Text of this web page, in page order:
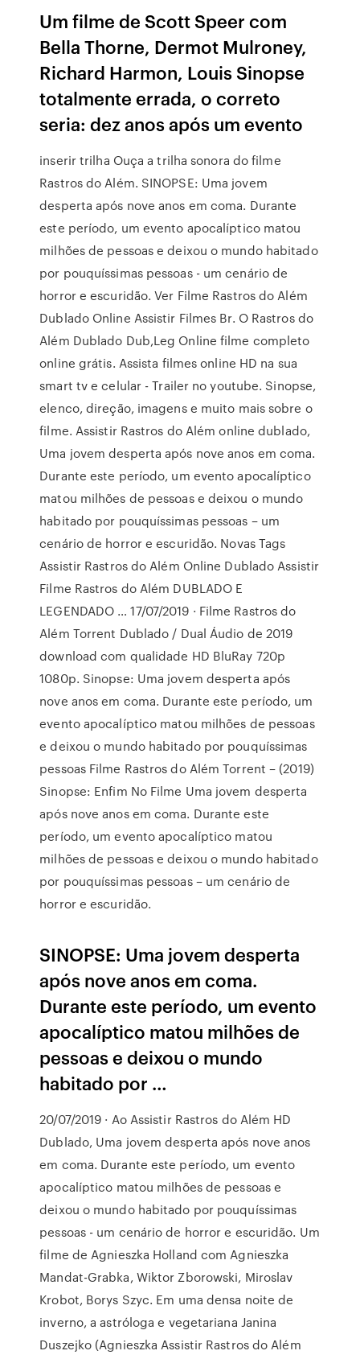
Um filme de Scott Speer com
Bella Thorne, Dermot Mulroney,
Richard Harmon, Louis Sinopse
totalmente errada, o correto
seria: dez anos após um evento
inserir trilha Ouça a trilha sonora do filme
Rastros do Além. SINOPSE: Uma jovem
desperta após nove anos em coma. Durante
este período, um evento apocalíptico matou
milhões de pessoas e deixou o mundo habitado
por pouquíssimas pessoas - um cenário de
horror e escuridão. Ver Filme Rastros do Além
Dublado Online Assistir Filmes Br. O Rastros do
Além Dublado Dub,Leg Online filme completo
online grátis. Assista filmes online HD na sua
smart tv e celular - Trailer no youtube. Sinopse,
elenco, direção, imagens e muito mais sobre o
filme. Assistir Rastros do Além online dublado,
Uma jovem desperta após nove anos em coma.
Durante este período, um evento apocalíptico
matou milhões de pessoas e deixou o mundo
habitado por pouquíssimas pessoas – um
cenário de horror e escuridão. Novas Tags
Assistir Rastros do Além Online Dublado Assistir
Filme Rastros do Além DUBLADO E
LEGENDADO … 17/07/2019 · Filme Rastros do
Além Torrent Dublado / Dual Áudio de 2019
download com qualidade HD BluRay 720p
1080p. Sinopse: Uma jovem desperta após
nove anos em coma. Durante este período, um
evento apocalíptico matou milhões de pessoas
e deixou o mundo habitado por pouquíssimas
pessoas Filme Rastros do Além Torrent – (2019)
Sinopse: Enfim No Filme Uma jovem desperta
após nove anos em coma. Durante este
período, um evento apocalíptico matou
milhões de pessoas e deixou o mundo habitado
por pouquíssimas pessoas – um cenário de
horror e escuridão.
SINOPSE: Uma jovem desperta
após nove anos em coma.
Durante este período, um evento
apocalíptico matou milhões de
pessoas e deixou o mundo
habitado por …
20/07/2019 · Ao Assistir Rastros do Além HD
Dublado, Uma jovem desperta após nove anos
em coma. Durante este período, um evento
apocalíptico matou milhões de pessoas e
deixou o mundo habitado por pouquíssimas
pessoas - um cenário de horror e escuridão. Um
filme de Agnieszka Holland com Agnieszka
Mandat-Grabka, Wiktor Zborowski, Miroslav
Krobot, Borys Szyc. Em uma densa noite de
inverno, a astróloga e vegetariana Janina
Duszejko (Agnieszka Assistir Rastros do Além